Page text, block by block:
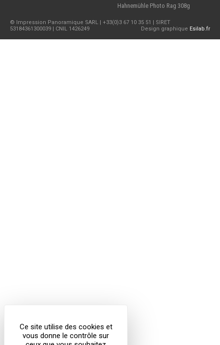
Hahnemühle Photo Rag 308g
© Impression Panoramique SARL | +33(0)3 67 10 35 51 | SIRET
53184361300039 | CNIL 1426249
Design graphique Esilab.fr
Ce site utilise des cookies et
vous donne le contrôle sur